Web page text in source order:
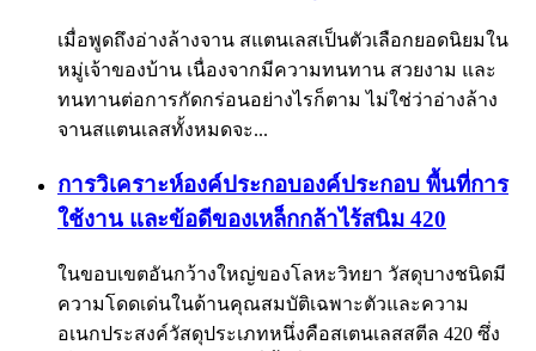
เมื่อพูดถึงอ่างล้างจาน สแตนเลสเป็นตัวเลือกยอดนิยมใน
หมู่เจ้าของบ้าน เนื่องจากมีความทนทาน สวยงาม และ
ทนทานต่อการกัดกร่อนอย่างไรก็ตาม ไม่ใช่ว่าอ่างล้าง
จานสแตนเลสทั้งหมดจะ...
การวิเคราะห์องค์ประกอบองค์ประกอบ พื้นที่การ
ใช้งาน และข้อดีของเหล็กกล้าไร้สนิม 420
ในขอบเขตอันกว้างใหญ่ของโลหะวิทยา วัสดุบางชนิดมี
ความโดดเด่นในด้านคุณสมบัติเฉพาะตัวและความ
อเนกประสงค์วัสดุประเภทหนึ่งคือสเตนเลสสตีล 420 ซึ่ง